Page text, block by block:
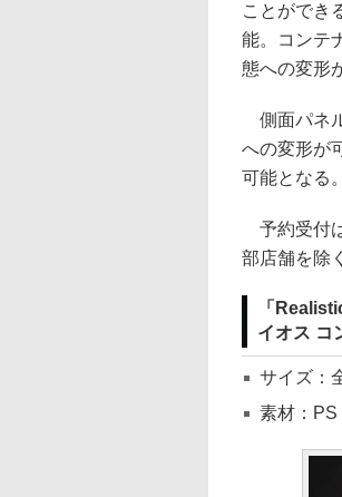
ことができ
能。コンテ
態への変形
側面パネ
への変形が
可能となる。
予約受付
部店舗を除
「
イオス コ
サイズ：
素材：PS